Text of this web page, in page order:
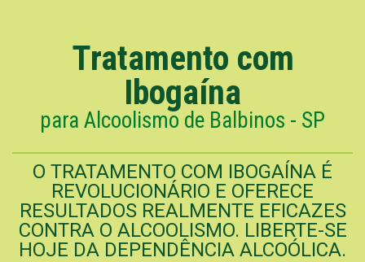
Tratamento com
Ibogaína
para Alcoolismo de Balbinos - SP
O TRATAMENTO COM IBOGAÍNA É
REVOLUCIONÁRIO E OFERECE
RESULTADOS REALMENTE EFICAZES
CONTRA O ALCOOLISMO. LIBERTE-SE
HOJE DA DEPENDÊNCIA ALCOÓLICA.